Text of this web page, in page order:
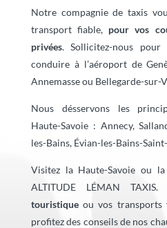
Notre compagnie de taxis
transport fiable, pour vos
privées. Sollicitez-nous
conduire à l’aéroport de
Annemasse ou Bellegarde-sur-
Nous désservons les
Haute-Savoie : Annecy,
les-Bains, Évian-les-Bains-
Visitez la Haute-Savoie ou
ALTITUDE LÉMAN TAXIS.
touristiqueou vos transports
profitez des conseils de nos